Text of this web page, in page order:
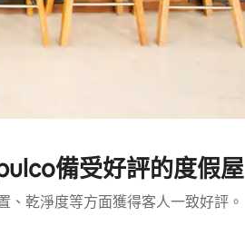
備受好評的度假屋
、乾淨度等方面獲得客人一致好評。